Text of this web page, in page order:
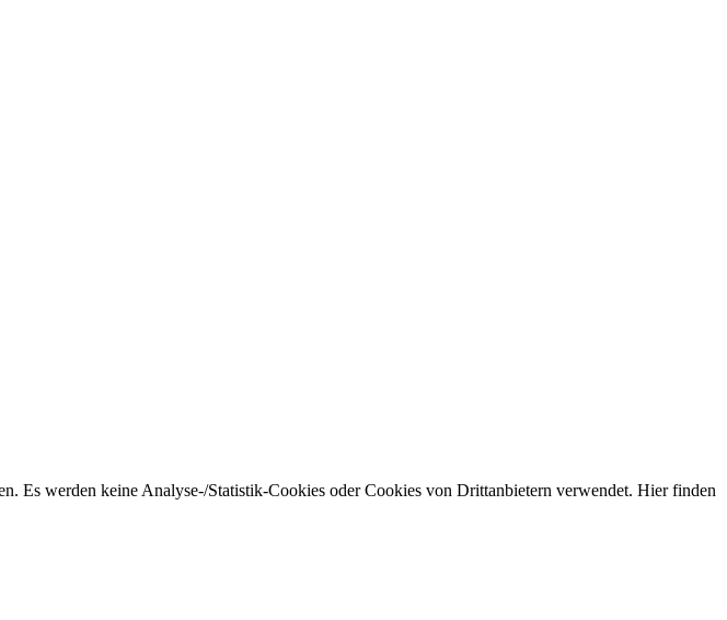
Es werden keine Analyse-/Statistik-Cookies oder Cookies von Drittanbietern verwendet. Hier finden